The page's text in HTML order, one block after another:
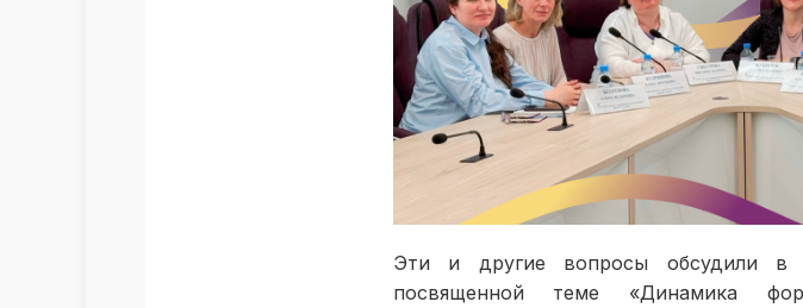
Эти и другие вопросы обсудили в
посвященной теме «Динамика